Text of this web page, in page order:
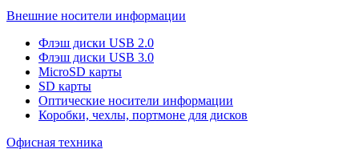
Внешние носители информации
Флэш диски USB 2.0
Флэш диски USB 3.0
MicroSD карты
SD карты
Оптические носители информации
Коробки, чехлы, портмоне для дисков
Офисная техника